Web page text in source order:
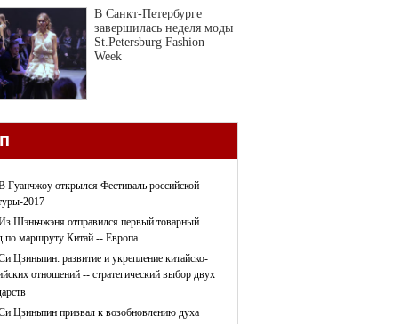
В Санкт-Петербурге
завершилась неделя моды
St.Petersburg Fashion
Week
Гуанчжоу открылся Фестиваль российской
2017
Шэньчжэня отправился первый товарный
по маршруту Китай -- Европа
Цзиньпин: развитие и укрепление китайско-
отношений -- стратегический выбор двух
Цзиньпин призвал к возобновлению духа